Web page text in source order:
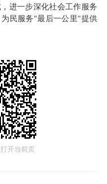
进一步深化社会工作服务
民服务"最后一公里"提供
开当前页